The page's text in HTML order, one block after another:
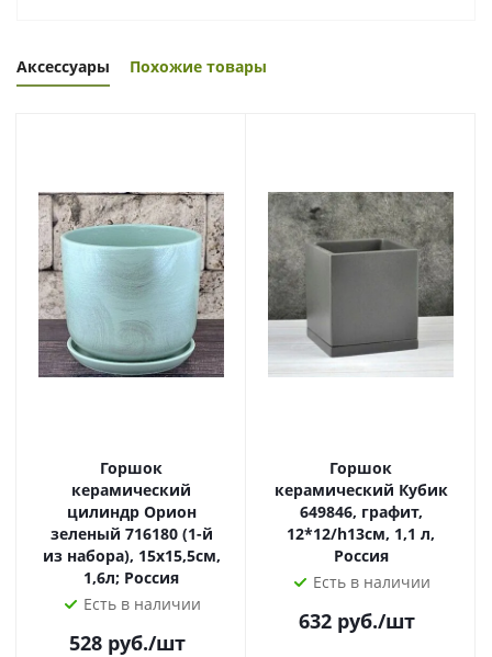
Аксессуары Похожие товары
Горшок
керамический
цилиндр Орион
зеленый 716180 (1-й
из набора), 15х15,5см,
1,6л; Россия
Есть в наличии
528 руб./шт
Горшок
керамический Кубик
649846, графит,
12*12/h13см, 1,1 л,
Россия
Есть в наличии
632 руб./шт